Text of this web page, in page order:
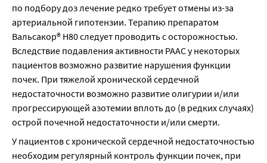
по подбору доз лечение редко требует отмены из-за
артериальной гипотензии. Терапию препаратом
Вальсакор® Н80 следует проводить с осторожностью.
Вследствие подавления активности РААС у некоторых
пациентов возможно развитие нарушения функции
почек. При тяжелой хронической сердечной
недостаточности возможно развитие олигурии и/или
прогрессирующей азотемии вплоть до (в редких случаях)
острой почечной недостаточности и/или смерти.
У пациентов с хронической сердечной недостаточностью
необходим регулярный контроль функции почек, при